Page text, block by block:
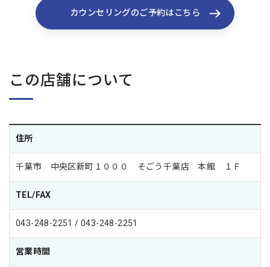
カウンセリングのご予約はこちら
この店舗について
住所
千葉市 中央区新町１０００ そごう千葉店 本館 １Ｆ
TEL/FAX
043-248-2251 / 043-248-2251
営業時間